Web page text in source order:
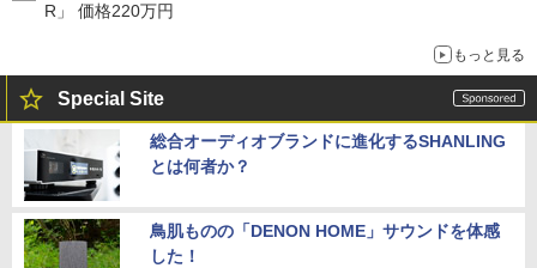
R」 価格220万円
もっと見る
Special Site
総合オーディオブランドに進化するSHANLING
とは何者か？
鳥肌ものの「DENON HOME」サウンドを体感
した！